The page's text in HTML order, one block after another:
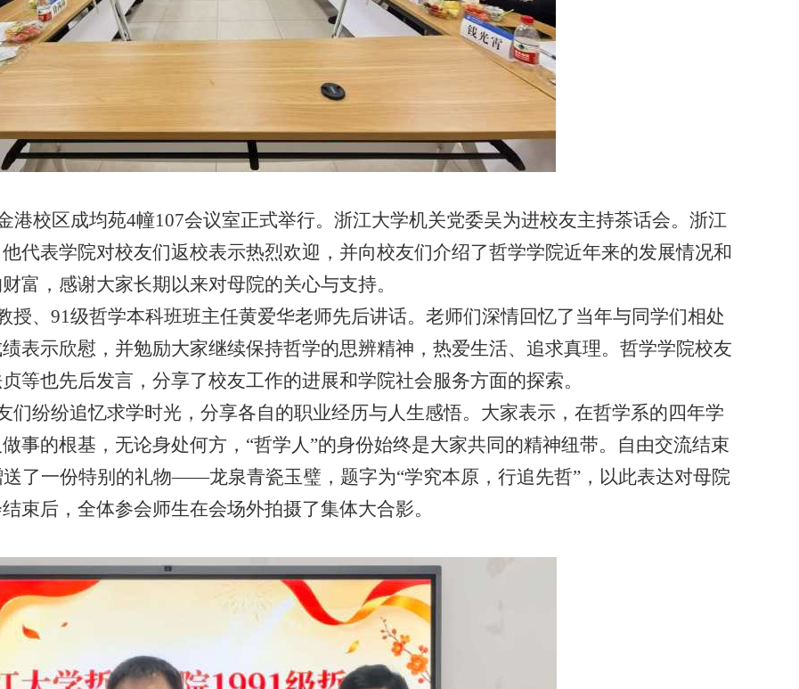
港校区成均苑4幢107会议室正式举行。浙江大学机关党委吴为进校友主持茶话会。浙江
代表学院对校友们返校表示热烈欢迎，并向校友们介绍了哲学学院近年来的发展情况和
富，感谢大家长期以来对母院的关心与支持。
、 91级哲学本科班班主任黄爱华老师先后讲话。老师们深情回忆了当年与同学们相处
表示欣慰，并勉励大家继续保持哲学的思辨精神，热爱生活、追求真理。哲学学院校友
等也先后发言，分享了校友工作的进展和学院社会服务方面的探索。
们纷纷追忆求学时光，分享各自的职业经历与人生感悟。大家表示，在哲学系的四年学
事的根基，无论身处何方，“哲学人”的身份始终是大家共同的精神纽带。自由交流结束
了一份特别的礼物——龙泉青瓷玉璧，题字为“学究本原，行追先哲”，以此表达对母院
束后，全体参会师生在会场外拍摄了集体大合影。